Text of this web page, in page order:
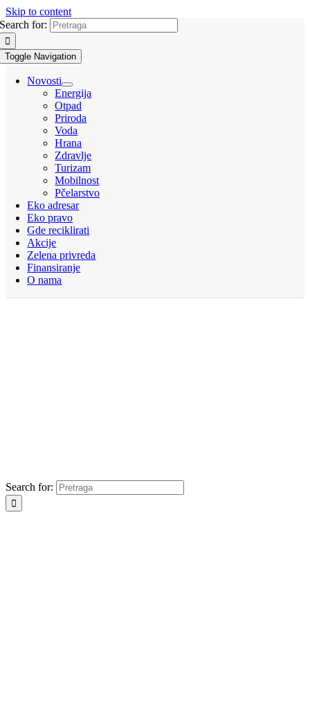
Skip to content
Search for:
Toggle Navigation
Novosti
Energija
Otpad
Priroda
Voda
Hrana
Zdravlje
Turizam
Mobilnost
Pčelarstvo
Eko adresar
Eko pravo
Gde reciklirati
Akcije
Zelena privreda
Finansiranje
O nama
Search for: